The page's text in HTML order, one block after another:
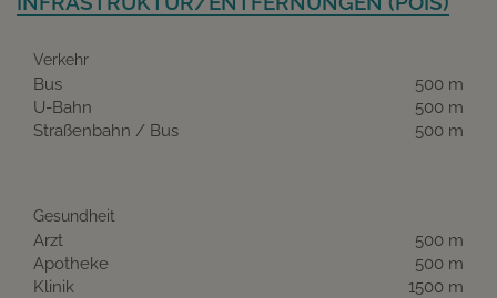
Verkehr
Bus
500 m
U-Bahn
500 m
Straßenbahn / Bus
500 m
Gesundheit
Arzt
500 m
Apotheke
500 m
Klinik
1500 m